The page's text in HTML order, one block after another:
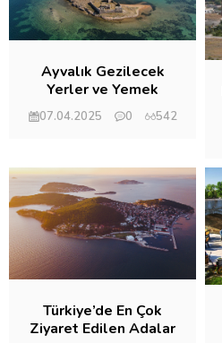
Ayvalık Gezilecek
Yerler ve Yemek
Kültürü
07.04.2025 0 542
Türkiye’de En Çok
Ziyaret Edilen Adalar